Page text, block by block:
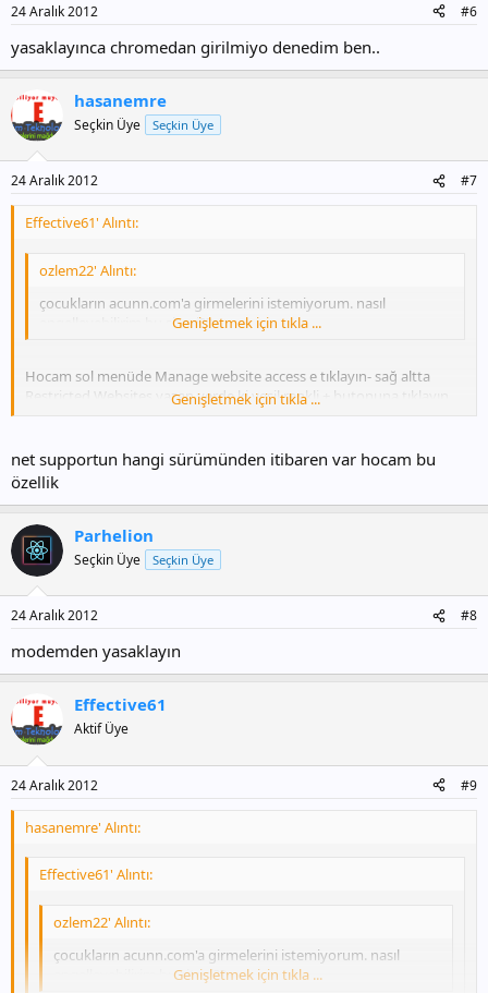
24 Aralık 2012 #6
yasaklayınca chromedan girilmiyo denedim ben..
hasanemre
Seçkin Üye Seçkin Üye
24 Aralık 2012 #7
Effective61' Alıntı:
ozlem22' Alıntı:
çocukların acunn.com'a girmelerini istemiyorum. nasıl
engelleyebilirim bu siteyi??Genişletmek için tıkla ...
Hocam sol menüde Manage website access e tıklayın- sağ altta
Restricted Websites yazan yerde ki yeşil renkli + butonuna tıklayın
ve açılan pencereye website adresini yazın tamam deyin. Sonrasında
tılayın. Bu kadar. + butonu kullanarak istediğiniz kadar site yazabilir
ve engelleyebilirsiniz. Sadece site adresi değil oraya yazacağınız
kelimelerde engellenebilir.
Genişletmek için tıkla ...
net supportun hangi sürümünden itibaren var hocam bu
özellik
Parhelion
Seçkin Üye Seçkin Üye
24 Aralık 2012 #8
modemden yasaklayın
Effective61
Aktif Üye
24 Aralık 2012 #9
hasanemre' Alıntı:
Effective61' Alıntı:
ozlem22' Alıntı:
çocukların acunn.com'a girmelerini istemiyorum. nasıl
engelleyebilirim bu siteyi??Genişletmek için tıkla ...